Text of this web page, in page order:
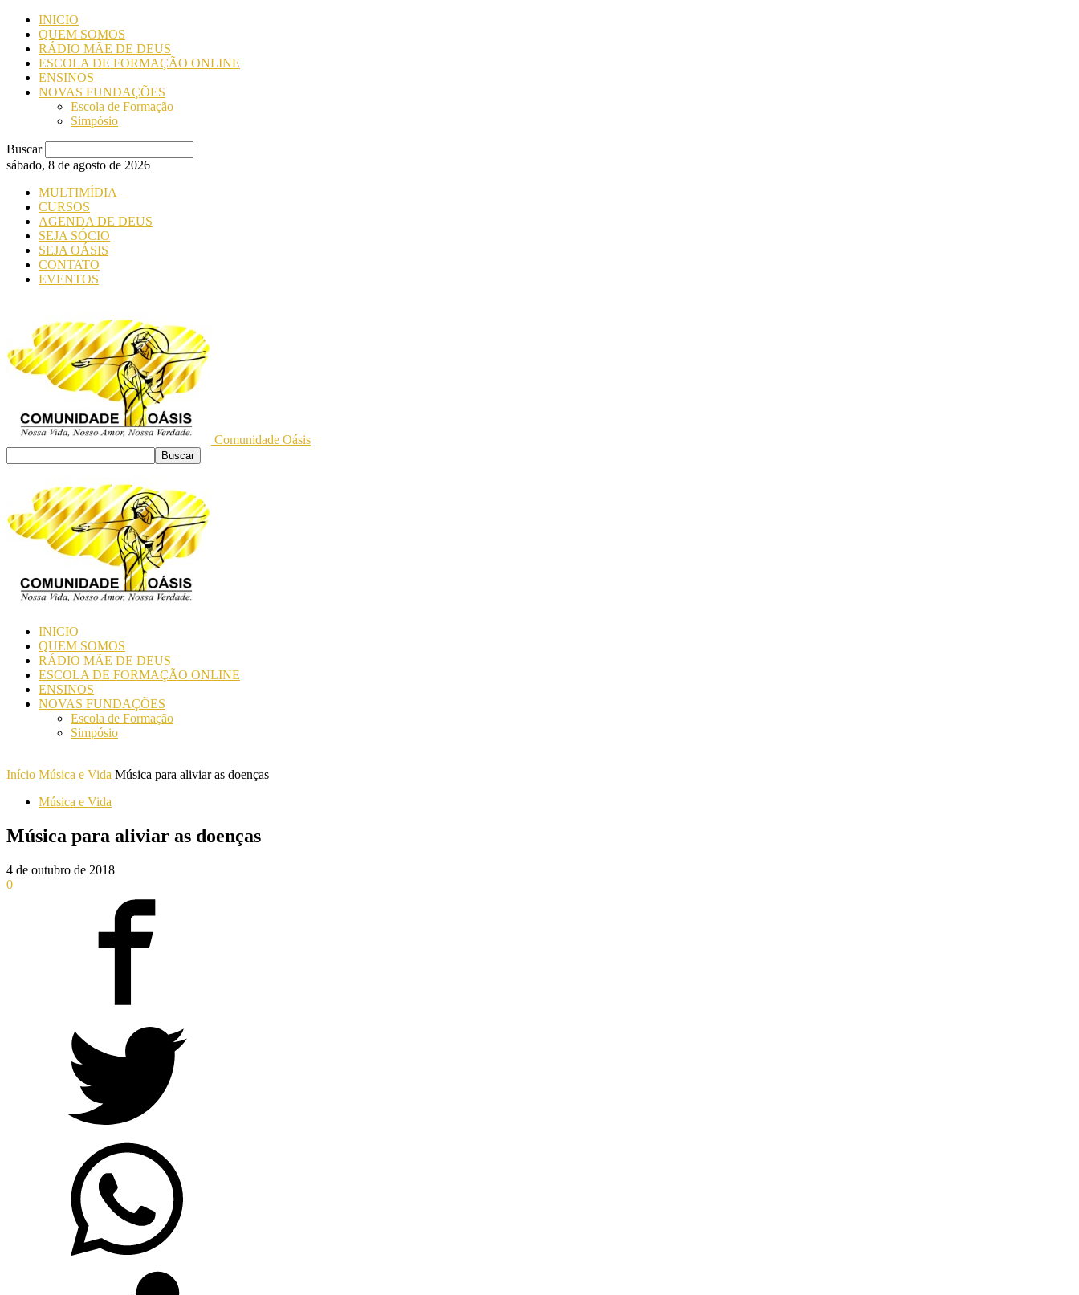
INICIO
QUEM SOMOS
RÁDIO MÃE DE DEUS
ESCOLA DE FORMAÇÃO ONLINE
ENSINOS
NOVAS FUNDAÇÕES
Escola de Formação
Simpósio
Buscar
sábado, 8 de agosto de 2026
MULTIMÍDIA
CURSOS
AGENDA DE DEUS
SEJA SÓCIO
SEJA OÁSIS
CONTATO
EVENTOS
Comunidade Oásis
INICIO
QUEM SOMOS
RÁDIO MÃE DE DEUS
ESCOLA DE FORMAÇÃO ONLINE
ENSINOS
NOVAS FUNDAÇÕES
Escola de Formação
Simpósio
Início Música e Vida Música para aliviar as doenças
Música e Vida
Música para aliviar as doenças
4 de outubro de 2018
0